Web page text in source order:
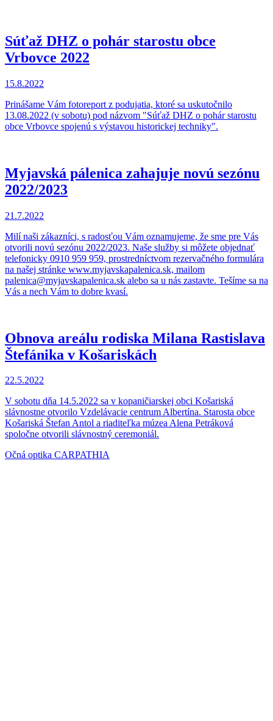
Súťaž DHZ o pohár starostu obce
Vrbovce 2022
15.8.2022
Prinášame Vám fotoreport z podujatia, ktoré sa uskutočnilo
13.08.2022 (v sobotu) pod názvom "Súťaž DHZ o pohár starostu
obce Vrbovce spojenú s výstavou historickej techniky".
Myjavská pálenica zahajuje novú sezónu
2022/2023
21.7.2022
Milí naši zákazníci, s radosťou Vám oznamujeme, že sme pre Vás
otvorili novú sezónu 2022/2023. Naše služby si môžete objednať
telefonicky 0910 959 959, prostredníctvom rezervačného formulára
na našej stránke www.myjavskapalenica.sk, mailom
palenica@myjavskapalenica.sk alebo sa u nás zastavte. Tešíme sa na
Vás a nech Vám to dobre kvasí.
Obnova areálu rodiska Milana Rastislava
Štefánika v Košariskách
22.5.2022
V sobotu dňa 14.5.2022 sa v kopaničiarskej obci Košariská
slávnostne otvorilo Vzdelávacie centrum Albertína. Starosta obce
Košariská Štefan Antol a riaditeľka múzea Alena Petráková
spoločne otvorili slávnostný ceremoniál.
Očná optika CARPATHIA